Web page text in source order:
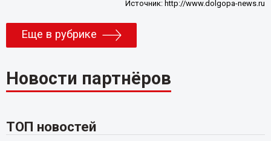
Источник: http://www.dolgopa-news.ru
Еще в рубрике
Новости партнёров
ТОП новостей